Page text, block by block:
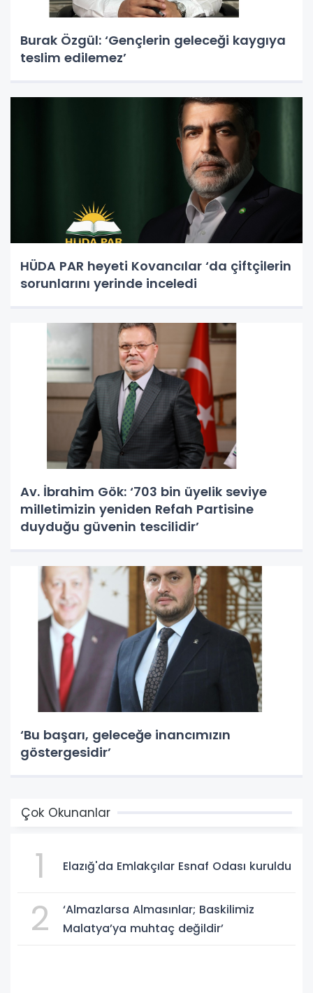
Burak Özgül: ‘Gençlerin geleceği kaygıya
teslim edilemez’
HÜDA PAR heyeti Kovancılar ‘da çiftçilerin
sorunlarını yerinde inceledi
Av. İbrahim Gök: ‘703 bin üyelik seviye
milletimizin yeniden Refah Partisine
duyduğu güvenin tescilidir’
‘Bu başarı, geleceğe inancımızın
göstergesidir’
Çok Okunanlar
1 Elazığ'da Emlakçılar Esnaf Odası kuruldu
2
‘Almazlarsa Almasınlar; Baskilimiz
Malatya’ya muhtaç değildir’